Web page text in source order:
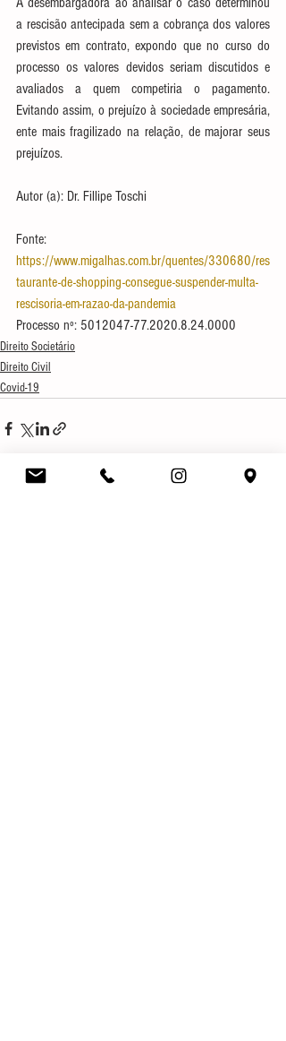
a rescisão antecipada sem a cobrança dos valores
previstos em contrato, expondo que no curso do
processo os valores devidos seriam discutidos e
avaliados a quem competiria o pagamento.
Evitando assim, o prejuízo à sociedade empresária,
ente mais fragilizado na relação, de majorar seus
prejuízos.
Autor (a): Dr. Fillipe Toschi
https://www.migalhas.com.br/quentes/330680/res
taurante-de-shopping-consegue-suspender-multa-
rescisoria-em-razao-da-pandemia
Processo nº: 5012047-77.2020.8.24.0000
Direito Societário
Direito Civil
Covid-19